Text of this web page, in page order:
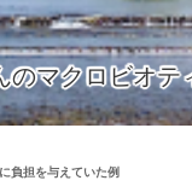
のマクロビオ
負担を与えていた例